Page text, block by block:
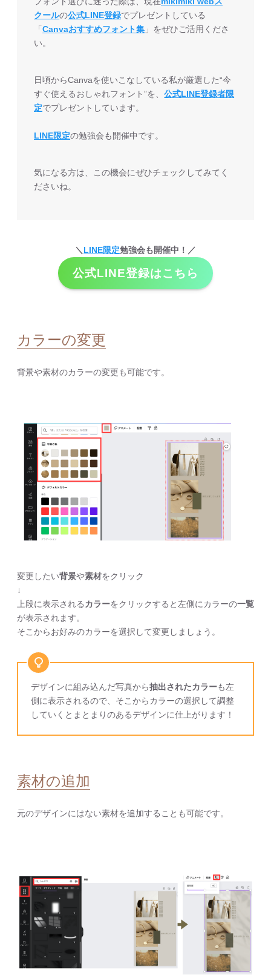
クールの公式LINE登録でプレゼントしている
「Canvaおすすめフォント集 」をぜひご活用くださ
い。
日頃からCanvaを使いこなしている私が厳選した“今
すぐ使えるおしゃれフォント”を、公式LINE登録者限
定でプレゼントしています。
LINE限定の勉強会も開催中です。
気になる方は、この機会にぜひチェックしてみてく
ださいね。
＼ LINE限定勉強会も開催中！／
公式LINE登録はこちら
カラーの変更
背景や素材のカラーの変更も可能です。
変更したい背景や素材をクリック
↓
上段に表示されるカラーをクリックすると左側にカラーの一覧
が表示されます。
そこからお好みのカラーを選択して変更しましょう。
デザインに組み込んだ写真から抽出されたカラーも左
側に表示されるので、そこからカラーの選択して調整
していくとまとまりのあるデザインに仕上がります！
素材の追加
元のデザインにはない素材を追加することも可能です。